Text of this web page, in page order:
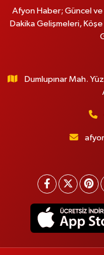
Afyon Haber; Güncel
Dakika Gelişmeleri,
Dumlupınar Mah.